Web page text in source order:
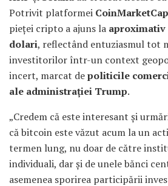
Potrivit platformei CoinMarketCap
pieței cripto a ajuns la aproximativ
dolari, reflectând entuziasmul tot
investitorilor într-un context
incert, marcat depoliticile
ale administrației Trump.
„Credem că este interesant şi
că bitcoin este văzut acum la un
termen lung, nu doar de către
individuali, dar şi de unele bănci
asemenea sporirea participării